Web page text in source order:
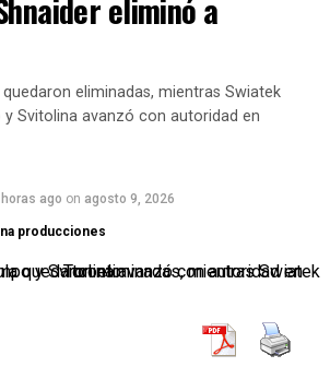
fueron de Andrea Collarini en
Pablo, Brasil; Federico Coria en
Thiago Agustín Tirante en Morelos,
en Vicenza, Italia y
Cali, Colombia.
ADRIÁN ANDREEV
GUIDO ANDREOZZI
eliminó a
eliminadas, mientras Swiatek
Svitolina avanzó con autoridad en
ago on agosto 9, 2026
producciones